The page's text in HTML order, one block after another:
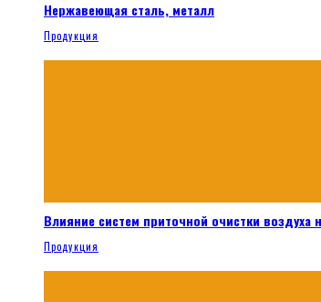
Нержавеющая сталь, металл
Продукция
Влияние систем приточной очистки воздуха
Продукция